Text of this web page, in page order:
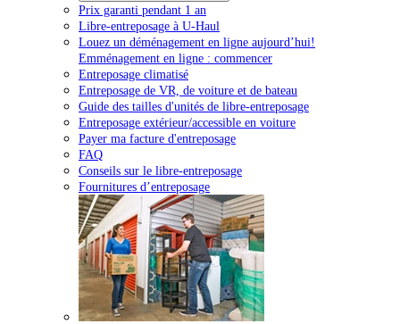
Prix garanti pendant 1 an
Libre-entreposage à U-Haul
Louez un déménagement en ligne aujourd’hui!
Emménagement en ligne : commencer
Entreposage climatisé
Entreposage de VR, de voiture et de bateau
Guide des tailles d'unités de libre-entreposage
Entreposage extérieur/accessible en voiture
Payer ma facture d'entreposage
FAQ
Conseils sur le libre-entreposage
Fournitures d’entreposage